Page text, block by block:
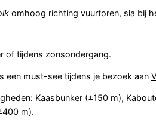
omhoog richting vuurtoren, sla bij
of tijdens zonsondergang.
een must-see tijdens je bezoek aan
Kaasbunker(±150 m),
m).